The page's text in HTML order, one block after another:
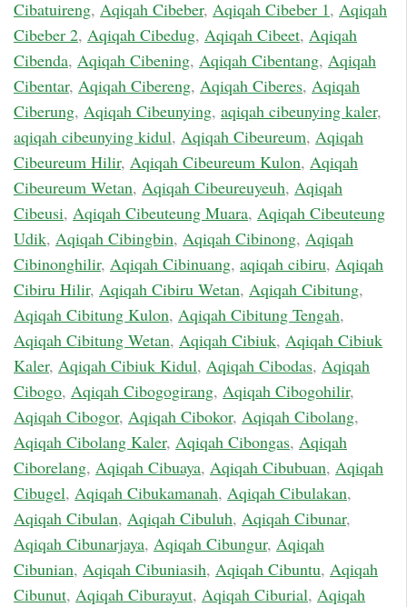
Cibatuireng, Aqiqah Cibeber, Aqiqah Cibeber 1, Aqiqah
Cibeber 2, Aqiqah Cibedug, Aqiqah Cibeet, Aqiqah
Cibenda, Aqiqah Cibening, Aqiqah Cibentang, Aqiqah
Cibentar, Aqiqah Cibereng, Aqiqah Ciberes, Aqiqah
Ciberung, Aqiqah Cibeunying, aqiqah cibeunying kaler,
aqiqah cibeunying kidul, Aqiqah Cibeureum, Aqiqah
Cibeureum Hilir, Aqiqah Cibeureum Kulon, Aqiqah
Cibeureum Wetan, Aqiqah Cibeureuyeuh, Aqiqah
Cibeusi, Aqiqah Cibeuteung Muara, Aqiqah Cibeuteung
Udik, Aqiqah Cibingbin, Aqiqah Cibinong, Aqiqah
Cibinonghilir, Aqiqah Cibinuang, aqiqah cibiru, Aqiqah
Cibiru Hilir, Aqiqah Cibiru Wetan, Aqiqah Cibitung,
Aqiqah Cibitung Kulon, Aqiqah Cibitung Tengah,
Aqiqah Cibitung Wetan, Aqiqah Cibiuk, Aqiqah Cibiuk
Kaler, Aqiqah Cibiuk Kidul, Aqiqah Cibodas, Aqiqah
Cibogo, Aqiqah Cibogogirang, Aqiqah Cibogohilir,
Aqiqah Cibogor, Aqiqah Cibokor, Aqiqah Cibolang,
Aqiqah Cibolang Kaler, Aqiqah Cibongas, Aqiqah
Ciborelang, Aqiqah Cibuaya, Aqiqah Cibubuan, Aqiqah
Cibugel, Aqiqah Cibukamanah, Aqiqah Cibulakan,
Aqiqah Cibulan, Aqiqah Cibuluh, Aqiqah Cibunar,
Aqiqah Cibunarjaya, Aqiqah Cibungur, Aqiqah
Cibunian, Aqiqah Cibuniasih, Aqiqah Cibuntu, Aqiqah
Cibunut, Aqiqah Ciburayut, Aqiqah Ciburial, Aqiqah